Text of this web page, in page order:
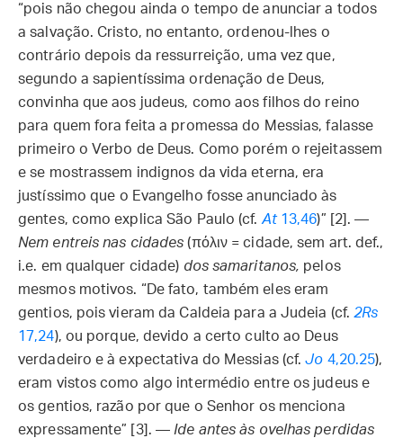
“pois não chegou ainda o tempo de anunciar a todos
a salvação. Cristo, no entanto, ordenou-lhes o
contrário depois da ressurreição, uma vez que,
segundo a sapientíssima ordenação de Deus,
convinha que aos judeus, como aos filhos do reino
para quem fora feita a promessa do Messias, falasse
primeiro o Verbo de Deus. Como porém o rejeitassem
e se mostrassem indignos da vida eterna, era
justíssimo que o Evangelho fosse anunciado às
gentes, como explica São Paulo (cf. At13,46)” [2]. —
Nem entreis nas cidades (πόλιν = cidade, sem art. def.,
i.e. em qualquer cidade) dos samaritanos, pelos
mesmos motivos. “De fato, também eles eram
gentios, pois vieram da Caldeia para a Judeia (cf.2Rs
17,24), ou porque, devido a certo culto ao Deus
verdadeiro e à expectativa do Messias (cf.Jo 4,20.25),
eram vistos como algo intermédio entre os judeus e
os gentios, razão por que o Senhor os menciona
expressamente” [3]. — Ide antes às ovelhas perdidas